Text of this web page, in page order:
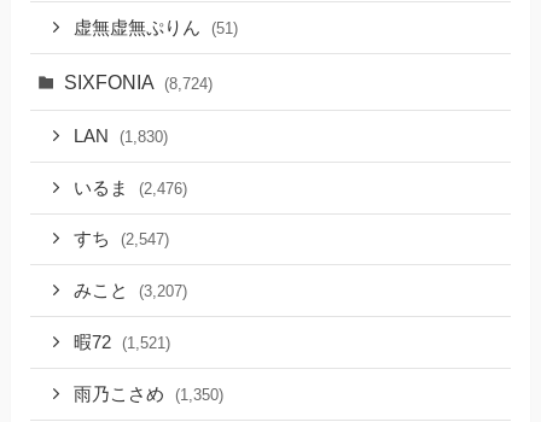
虚無虚無ぷりん (51)
SIXFONIA (8,724)
LAN (1,830)
いるま (2,476)
すち (2,547)
みこと (3,207)
暇72 (1,521)
雨乃こさめ (1,350)